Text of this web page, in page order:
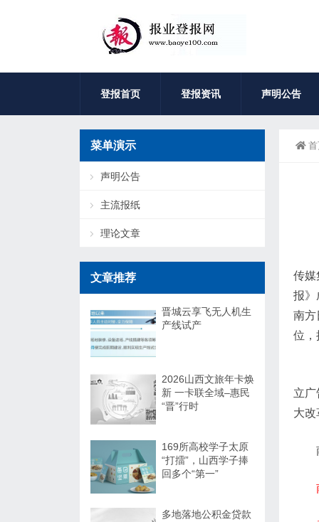
登报首页 登报资讯 声明公告
传媒
报》
南方
位，
立
大
菜单演示
声明公告
主流报纸
理论文章
文章推荐
晋城云享飞无人机生
产线试产
2026山西文旅年卡焕
新 一卡联全域–惠民
“晋”行时
169所高校学子太原
“打擂”，山西学子捧
回多个“第一”
多地落地公积金贷款